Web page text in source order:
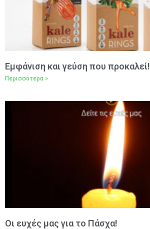
Εμφάνιση και γεύση που προκαλεί!
Περισσότερα »
Oι ευχές μας για το Πάσχα!